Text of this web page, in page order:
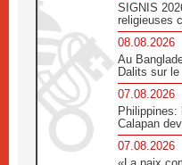
SIGNIS
religieuses
08.08.2026
Au
Dalits sur
07.08.2026
Calapan
07.08.2026